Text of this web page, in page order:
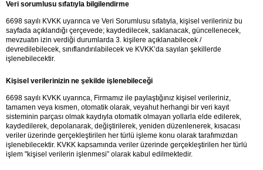
Veri sorumlusu sıfatıyla bilgilendirme
6698 sayılı KVKK uyarınca ve Veri Sorumlusu sıfatıyla, kişisel verileriniz bu
sayfada açıklandığı çerçevede; kaydedilecek, saklanacak, güncellenecek,
mevzuatın izin verdiği durumlarda 3. kişilere açıklanabilecek /
devredilebilecek, sınıflandırılabilecek ve KVKK’da sayılan şekillerde
işlenebilecektir.
Kişisel verilerinizin ne şekilde işlenebileceği
6698 sayılı KVKK uyarınca, Firmamız ile paylaştığınız kişisel verileriniz,
tamamen veya kısmen, otomatik olarak, veyahut herhangi bir veri kayıt
sisteminin parçası olmak kaydıyla otomatik olmayan yollarla elde edilerek,
kaydedilerek, depolanarak, değiştirilerek, yeniden düzenlenerek, kısacası
veriler üzerinde gerçekleştirilen her türlü işleme konu olarak tarafımızdan
işlenebilecektir. KVKK kapsamında veriler üzerinde gerçekleştirilen her türlü
işlem "kişisel verilerin işlenmesi” olarak kabul edilmektedir.